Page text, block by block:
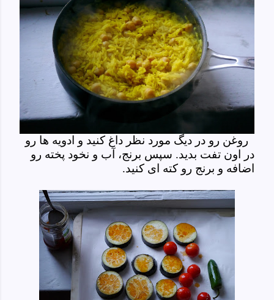
روغن رو در دیگ مورد نظر داغ کنید و ادویه ها رو
در اون تفت بدید. سپس برنج، آب و نخود پخته رو
اضافه و برنج رو کته ای کنید.